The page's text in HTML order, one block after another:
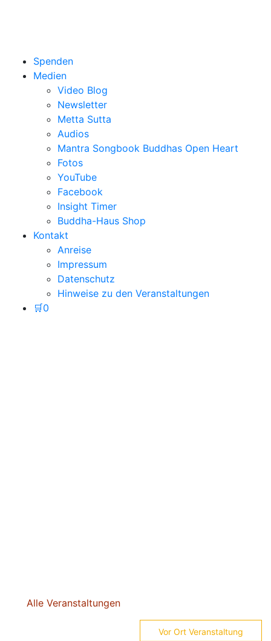
Spenden
Medien
Video Blog
Newsletter
Metta Sutta
Audios
Mantra Songbook Buddhas Open Heart
Fotos
YouTube
Facebook
Insight Timer
Buddha-Haus Shop
Kontakt
Anreise
Impressum
Datenschutz
Hinweise zu den Veranstaltungen
🛒0
Alle Veranstaltungen
Vor Ort Veranstaltung